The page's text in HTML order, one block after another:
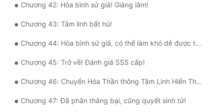
Chương 42: Hòa bình sứ giả! Giáng lâm!
Chương 43: Tâm linh bất hủ!
Chương 44: Hòa bình sứ giả, có thể làm khó dễ được ta sao!
Chương 45: Trở về! Đánh giá SSS cấp!
Chương 46: Chuyển Hóa Thần thông Tâm Linh Hiển Thánh
Chương 47: Đã phân thắng bại, cũng quyết sinh tử!